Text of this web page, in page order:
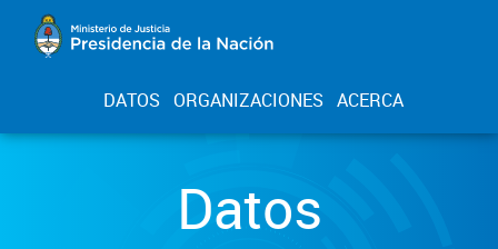
DATOS ORGANIZACIONES ACERCA
Datos